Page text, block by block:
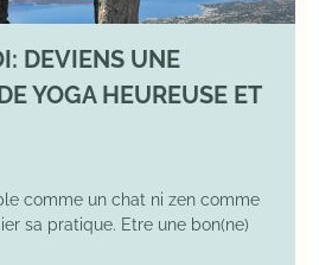
DEVIENS UNE
YOGA HEUREUSE ET
comme un chat ni zen comme
sa pratique. Etre une bon(ne)